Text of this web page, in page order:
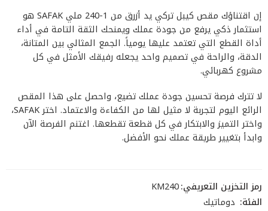
إن اقتناؤك مقص كيبل تركي يد أزرق من 1-240 ملي SAFAK هو
استثمار ذكي يرفع من جودة عملك ويمنحك الثقة التامة في أداء
أداة القطع التي تعتمد عليها يومياً. الجمع المثالي بين المتانة،
الدقة، والراحة في تصميم واحد يجعله رفيقك الأمثل في كل
مشروع كهربائي.
لا تترك فرصة تحسين جودة عملك تضيع، واحصل على هذا المقص
الرائع اليوم لتجربة لا مثيل لها من الكفاءة والاعتماد. اختر SAFAK،
واختر التميز والابتكار في كل قطعة تقطعها. اغتنم الفرصة الآن
وابدأ بتغيير طريقة عملك نحو الأفضل.
رمز التخزين التعريفي:KM240
الفئة: دوماتيك